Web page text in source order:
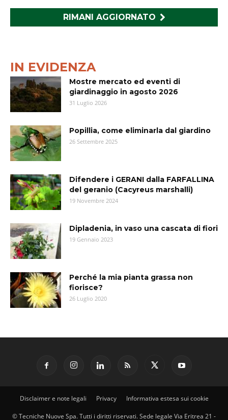
RIMANI AGGIORNATO
IN EVIDENZA
Mostre mercato ed eventi di
giardinaggio in agosto 2026
31 Luglio 2026
Popillia, come eliminarla dal giardino
26 Settembre 2025
Difendere i GERANI dalla FARFALLINA
del geranio (Cacyreus marshalli)
19 Novembre 2024
Dipladenia, in vaso una cascata di fiori
19 Gennaio 2023
Perché la mia pianta grassa non
fiorisce?
26 Luglio 2020
Disclaimer e note legali Privacy Informativa estesa sui cookie
© Tecniche Nuove Spa. Tutti i diritti riservati. Sede legale Via Eritrea 21 -